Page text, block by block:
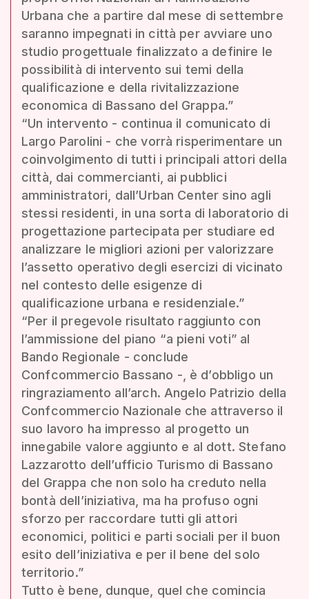
Urbana che a partire dal mese di settembre
saranno impegnati in città per avviare uno
studio progettuale finalizzato a definire le
possibilità di intervento sui temi della
qualificazione e della rivitalizzazione
economica di Bassano del Grappa.”
“Un intervento - continua il comunicato di
Largo Parolini - che vorrà risperimentare un
coinvolgimento di tutti i principali attori della
città, dai commercianti, ai pubblici
amministratori, dall’Urban Center sino agli
stessi residenti, in una sorta di laboratorio di
progettazione partecipata per studiare ed
analizzare le migliori azioni per valorizzare
l’assetto operativo degli esercizi di vicinato
nel contesto delle esigenze di
qualificazione urbana e residenziale.”
“Per il pregevole risultato raggiunto con
l’ammissione del piano “a pieni voti” al
Bando Regionale - conclude
Confcommercio Bassano -, è d’obbligo un
ringraziamento all’arch. Angelo Patrizio della
Confcommercio Nazionale che attraverso il
suo lavoro ha impresso al progetto un
innegabile valore aggiunto e al dott. Stefano
Lazzarotto dell’ufficio Turismo di Bassano
del Grappa che non solo ha creduto nella
bontà dell’iniziativa, ma ha profuso ogni
sforzo per raccordare tutti gli attori
economici, politici e parti sociali per il buon
esito dell’iniziativa e per il bene del solo
territorio.”
Tutto è bene, dunque, quel che comincia